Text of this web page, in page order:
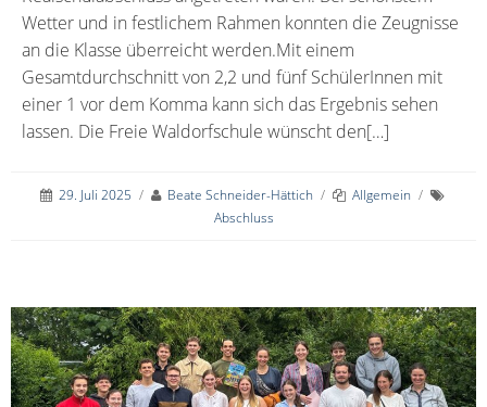
Wetter und in festlichem Rahmen konnten die Zeugnisse
an die Klasse überreicht werden.Mit einem
Gesamtdurchschnitt von 2,2 und fünf SchülerInnen mit
einer 1 vor dem Komma kann sich das Ergebnis sehen
lassen. Die Freie Waldorfschule wünscht den[…]
29. Juli 2025 / Beate Schneider-Hättich / Allgemein /
Abschluss